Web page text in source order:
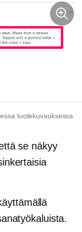
tuotekuvauksessa
se näkyy